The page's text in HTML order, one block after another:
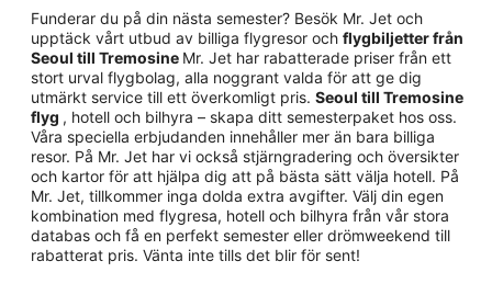
Funderar du på din nästa semester? Besök Mr. Jet och
upptäck vårt utbud av billiga flygresor och flygbiljetter från
Seoul till Tremosine Mr. Jet har rabatterade priser från ett
stort urval flygbolag, alla noggrant valda för att ge dig
utmärkt service till ett överkomligt pris. Seoul till Tremosine
flyg , hotell och bilhyra – skapa ditt semesterpaket hos oss.
Våra speciella erbjudanden innehåller mer än bara billiga
resor. På Mr. Jet har vi också stjärngradering och översikter
och kartor för att hjälpa dig att på bästa sätt välja hotell. På
Mr. Jet, tillkommer inga dolda extra avgifter. Välj din egen
kombination med flygresa, hotell och bilhyra från vår stora
databas och få en perfekt semester eller drömweekend till
rabatterat pris. Vänta inte tills det blir för sent!